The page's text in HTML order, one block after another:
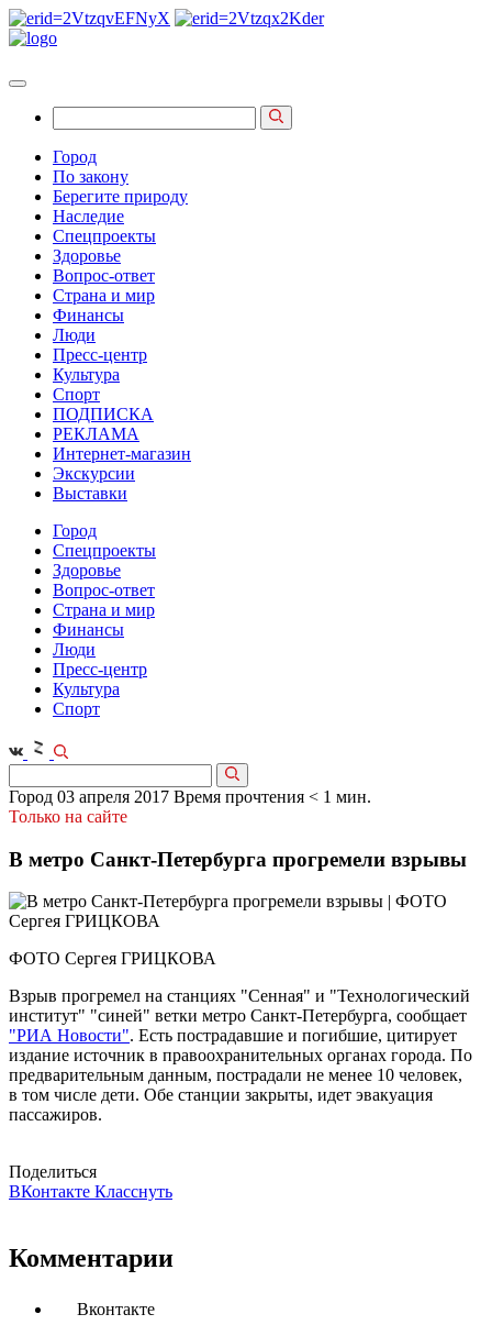
Город
По закону
Берегите природу
Наследие
Спецпроекты
Здоровье
Вопрос-ответ
Страна и мир
Финансы
Люди
Пресс-центр
Культура
Спорт
ПОДПИСКА
РЕКЛАМА
Интернет-магазин
Экскурсии
Выставки
Город
Спецпроекты
Здоровье
Вопрос-ответ
Страна и мир
Финансы
Люди
Пресс-центр
Культура
Спорт
Город 03 апреля 2017 Время прочтения < 1 мин.
Только на сайте
В метро Санкт-Петербурга прогремели взрывы
ФОТО Сергея ГРИЦКОВА
Взрыв прогремел на станциях "Сенная" и "Технологический
институт" "синей" ветки метро Санкт-Петербурга, сообщает
"РИА Новости". Есть пострадавшие и погибшие, цитирует
издание источник в правоохранительных органах города. По
предварительным данным, пострадали не менее 10 человек,
в том числе дети. Обе станции закрыты, идет эвакуация
пассажиров.
Поделиться
ВКонтакте Класснуть
Комментарии
Вконтакте